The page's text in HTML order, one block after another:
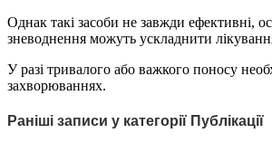
Однак такі засоби не завжди ефективні,
зневоднення можуть ускладнити
У разі тривалого або важкого поносу
захворюваннях.
Раніші записи у категорії Публікації